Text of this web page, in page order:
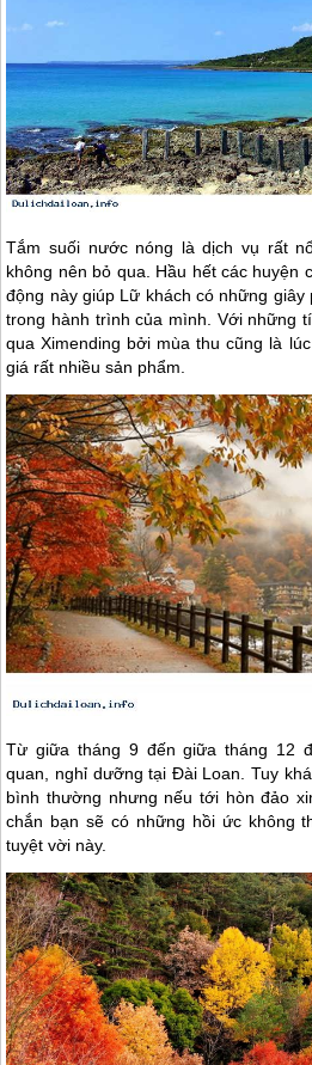
Tắm suối nước nóng là dịch vụ rất
không nên bỏ qua. Hầu hết các huyện
động này giúp Lữ khách có những
trong hành trình của mình. Với những
qua Ximending bởi mùa thu cũng là
giá rất nhiều sản phẩm.
Từ giữa tháng 9 đến giữa tháng 12
quan, nghỉ dưỡng tại Đài Loan . Tuy
bình thường nhưng nếu tới hòn đảo
chắn bạn sẽ có những hồi ức không
tuyệt vời này.